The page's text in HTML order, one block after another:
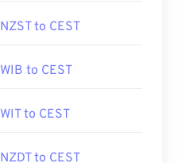
NZST to CEST
WIB to CEST
WIT to CEST
NZDT to CEST